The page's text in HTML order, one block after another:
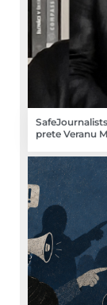
prete Veranu